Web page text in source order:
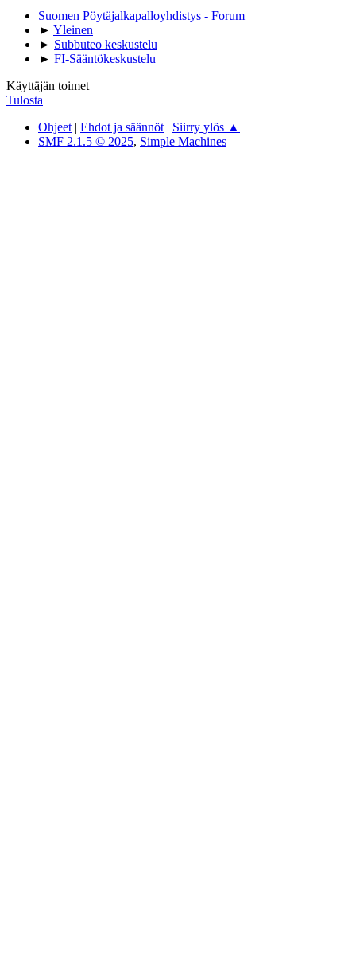
Suomen Pöytäjalkapalloyhdistys - Forum
► Yleinen
► Subbuteo keskustelu
► FI-Sääntökeskustelu
Käyttäjän toimet
Tulosta
Ohjeet| Ehdot ja säännöt| Siirry ylös ▲
SMF 2.1.5 © 2025, Simple Machines